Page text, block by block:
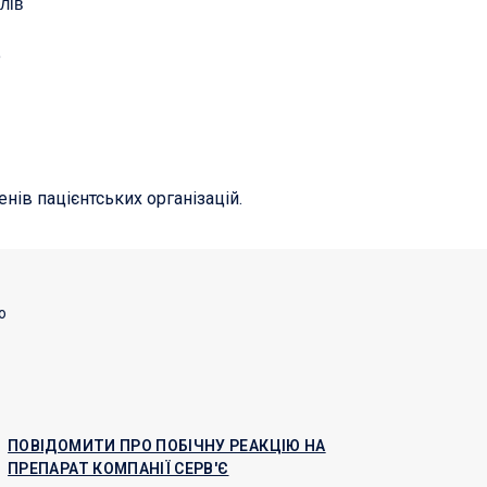
пацієнтських організацій.
ПОВІДОМИТИ ПРО ПОБІЧНУ РЕАКЦІЮ НА
ПРЕПАРАТ КОМПАНІЇ СЕРВ'Є